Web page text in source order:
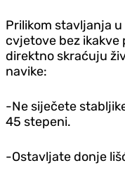
Prilikom stavljanja
cvjetove bez ikakve
direktno skraćuju
navike:
-Ne siječete
45 stepeni.
-Ostavljate donje